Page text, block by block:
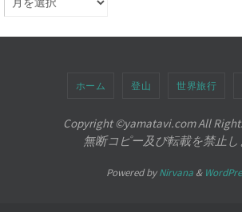
ホーム 登山 世界旅行
Copyright ©︎yamatavi.com All
無断コピー及び転載を禁止し
Powered byNirvana&